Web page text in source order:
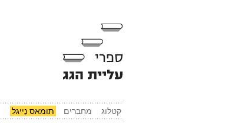
קטלוג מחברים תומאס נֵייגל